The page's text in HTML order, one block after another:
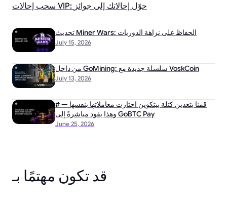
سحب إحالات VIP: حوّل إحالاتك إلى جوائز
July 15, 2026
تحديث Miner Wars: الحفاظ على نزاهة الدوريات
July 13, 2026
من داخل GoMining: سلسلة جديدة مع VoskCoin
June 25, 2026
# قمنا بتعدين كتلة بيتكوين اختارت معاملاتها بنفسها —
وهذا يقود مباشرةً إلى GoBTC Pay
قد تكون مهتمًا بـ